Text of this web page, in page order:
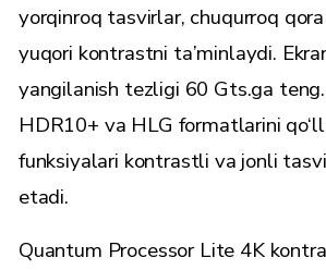
yorqinroq tasvirlar, chuqurroq
yuqori kontrastni ta’minlaydi.
yangilanish tezligi 60 Gts.ga
HDR10+ va HLG formatlarini
funksiyalari kontrastli va jonli
etadi.
Quantum Processor Lite 4K